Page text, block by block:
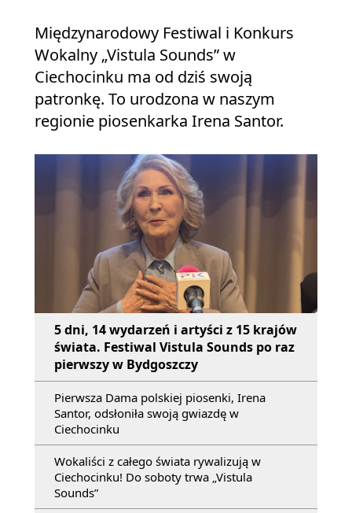
Międzynarodowy Festiwal i Konkurs
Wokalny „Vistula Sounds” w
Ciechocinku ma od dziś swoją
patronkę. To urodzona w naszym
regionie piosenkarka Irena Santor.
5 dni, 14 wydarzeń i artyści z 15 krajów
świata. Festiwal Vistula Sounds po raz
pierwszy w Bydgoszczy
Pierwsza Dama polskiej piosenki, Irena
Santor, odsłoniła swoją gwiazdę w
Ciechocinku
Wokaliści z całego świata rywalizują w
Ciechocinku! Do soboty trwa „Vistula
Sounds”